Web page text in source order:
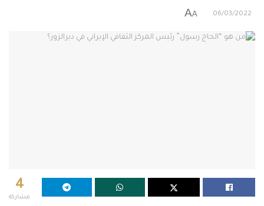
06/03/2022
A
A
4
مشاركة